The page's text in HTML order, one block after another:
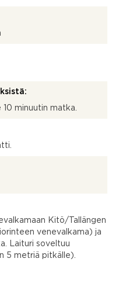
minuutin matka.
Kitö/Tallängen
venevalkama) ja
Laituri soveltuu
5 metriä pitkälle).